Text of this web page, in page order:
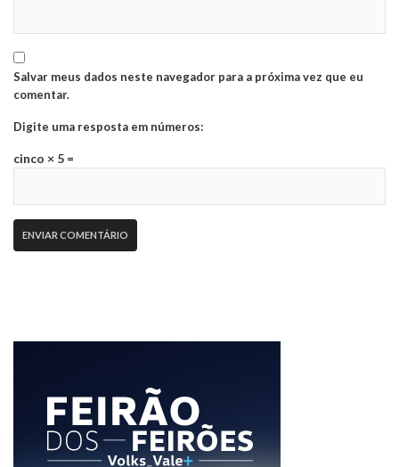
Salvar meus dados neste navegador para a próxima vez que eu
comentar.
Digite uma resposta em números:
cinco × 5 =